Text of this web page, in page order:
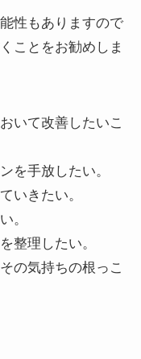
性もありますので
ことをお勧めしま
いて改善したいこ
を手放したい。
いきたい。
。
整理したい。
の気持ちの根っこ